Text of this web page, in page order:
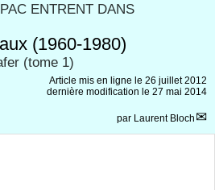
ENTRENT DANS
(1960-1980)
(tome 1)
Article mis en ligne le 26 juillet 2012
dernière modification le 27 mai 2014
par Laurent Bloch